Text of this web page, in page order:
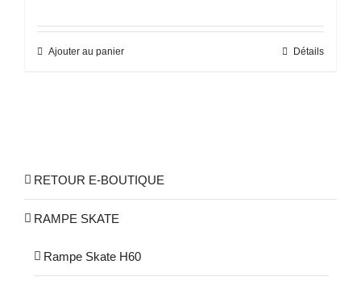
Ajouter au panier Détails
RETOUR E-BOUTIQUE
RAMPE SKATE
Rampe Skate H60